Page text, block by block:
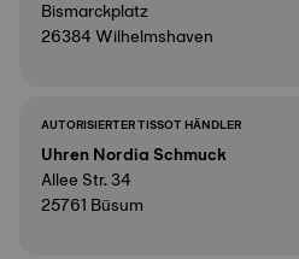
Bismarckplatz
26384 Wilhelmshaven
AUTORISIERTER TISSOT HÄNDLER
Uhren Nordia Schmuck
Allee Str. 34
25761 Büsum